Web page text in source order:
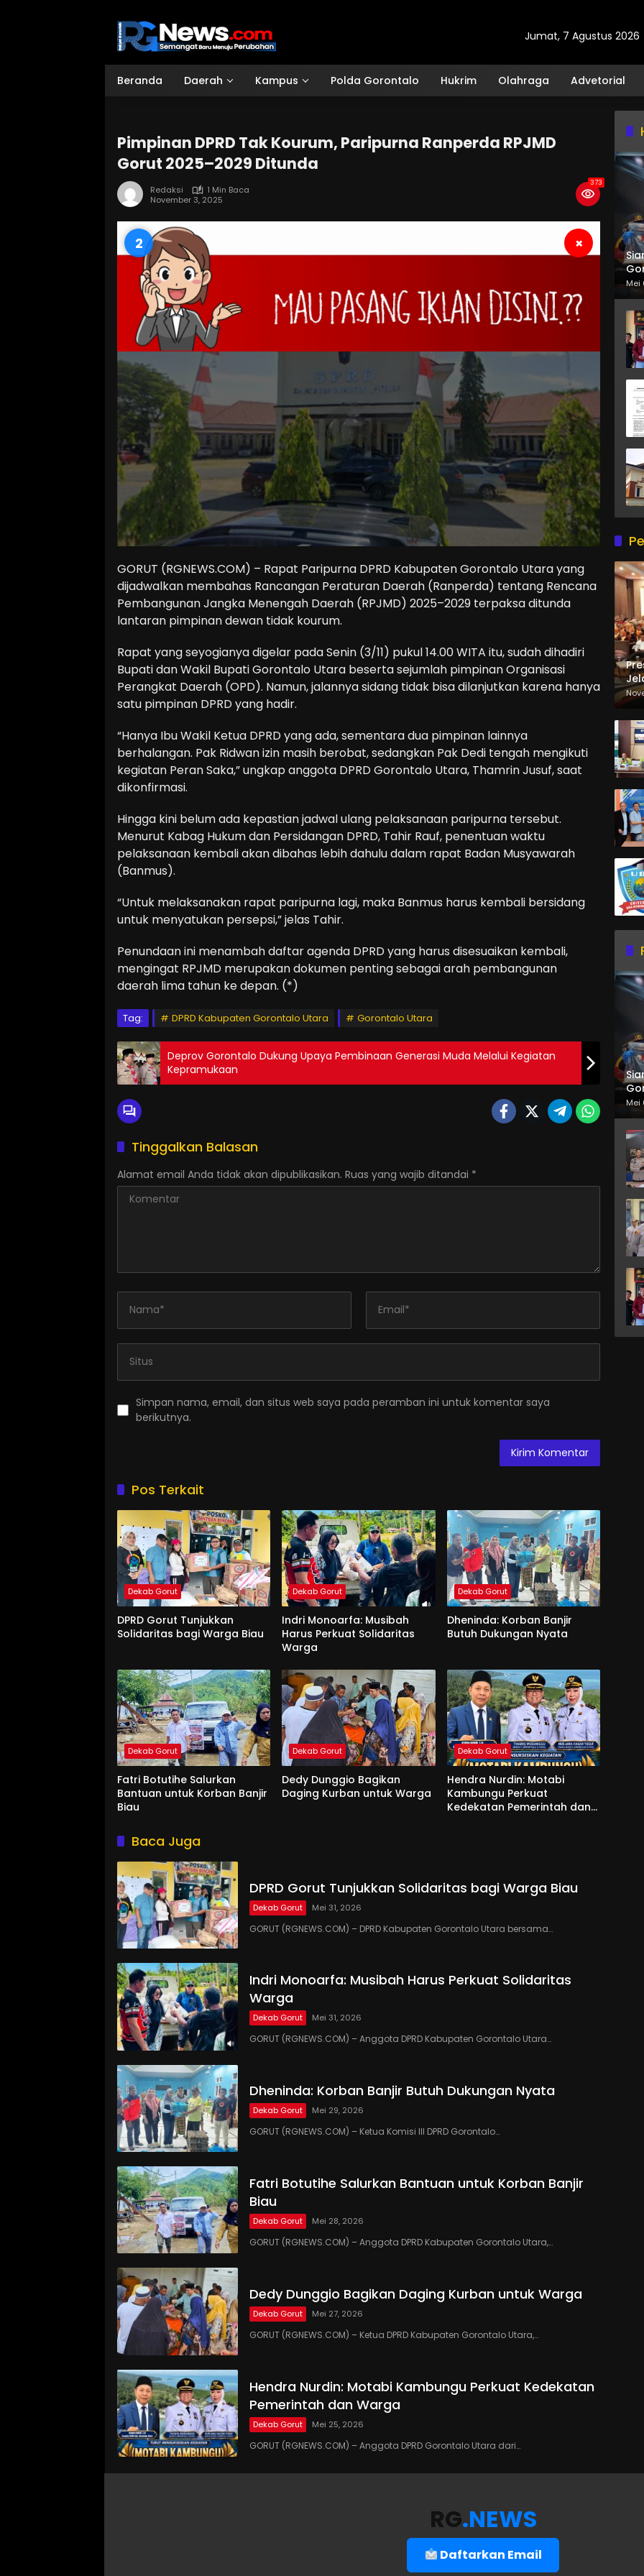
Jumat, 7 Agustus 2026
Beranda Daerah Kampus Polda Gorontalo Hukrim Olahraga Advetorial
Pimpinan DPRD Tak Kourum, Paripurna Ranperda RPJMD
Gorut 2025–2029 Ditunda
Redaksi
1 Min Baca
November 3, 2025
373
1 ×
GORUT (RGNEWS.COM) – Rapat Paripurna DPRD Kabupaten Gorontalo Utara yang
dijadwalkan membahas Rancangan Peraturan Daerah (Ranperda) tentang Rencana
Pembangunan Jangka Menengah Daerah (RPJMD) 2025–2029 terpaksa ditunda
lantaran pimpinan dewan tidak kourum.
Rapat yang seyogianya digelar pada Senin (3/11) pukul 14.00 WITA itu, sudah dihadiri
Bupati dan Wakil Bupati Gorontalo Utara beserta sejumlah pimpinan Organisasi
Perangkat Daerah (OPD). Namun, jalannya sidang tidak bisa dilanjutkan karena hanya
satu pimpinan DPRD yang hadir.
“Hanya Ibu Wakil Ketua DPRD yang ada, sementara dua pimpinan lainnya
berhalangan. Pak Ridwan izin masih berobat, sedangkan Pak Dedi tengah mengikuti
kegiatan Peran Saka,” ungkap anggota DPRD Gorontalo Utara, Thamrin Jusuf, saat
dikonfirmasi.
Hingga kini belum ada kepastian jadwal ulang pelaksanaan paripurna tersebut.
Menurut Kabag Hukum dan Persidangan DPRD, Tahir Rauf, penentuan waktu
pelaksanaan kembali akan dibahas lebih dahulu dalam rapat Badan Musyawarah
(Banmus).
“Untuk melaksanakan rapat paripurna lagi, maka Banmus harus kembali bersidang
untuk menyatukan persepsi,” jelas Tahir.
Penundaan ini menambah daftar agenda DPRD yang harus disesuaikan kembali,
mengingat RPJMD merupakan dokumen penting sebagai arah pembangunan
daerah lima tahun ke depan. (*)
Tag: DPRD Kabupaten Gorontalo Utara Gorontalo Utara
Deprov Gorontalo Dukung Upaya Pembinaan Generasi Muda Melalui Kegiatan
Kepramukaan
Tinggalkan Balasan
Alamat email Anda tidak akan dipublikasikan. Ruas yang wajib ditandai *
Simpan nama, email, dan situs web saya pada peramban ini untuk komentar saya
berikutnya.
Pos Terkait
Dekab Gorut
DPRD Gorut Tunjukkan
Solidaritas bagi Warga Biau
Dekab Gorut
Indri Monoarfa: Musibah
Harus Perkuat Solidaritas
Warga
Dekab Gorut
Dheninda: Korban Banjir
Butuh Dukungan Nyata
Dekab Gorut
Fatri Botutihe Salurkan
Bantuan untuk Korban Banjir
Biau
Dekab Gorut
Dedy Dunggio Bagikan
Daging Kurban untuk Warga
Dekab Gorut
Hendra Nurdin: Motabi
Kambungu Perkuat
Kedekatan Pemerintah dan
Baca Juga
DPRD Gorut Tunjukkan Solidaritas bagi Warga Biau
Dekab Gorut Mei 31, 2026
GORUT (RGNEWS.COM) – DPRD Kabupaten Gorontalo Utara bersama…
Indri Monoarfa: Musibah Harus Perkuat Solidaritas
Warga
Dekab Gorut Mei 31, 2026
GORUT (RGNEWS.COM) – Anggota DPRD Kabupaten Gorontalo Utara…
Dheninda: Korban Banjir Butuh Dukungan Nyata
Dekab Gorut Mei 29, 2026
GORUT (RGNEWS.COM) – Ketua Komisi III DPRD Gorontalo…
Fatri Botutihe Salurkan Bantuan untuk Korban Banjir
Biau
Dekab Gorut Mei 28, 2026
GORUT (RGNEWS.COM) – Anggota DPRD Kabupaten Gorontalo Utara,…
Dedy Dunggio Bagikan Daging Kurban untuk Warga
Dekab Gorut Mei 27, 2026
GORUT (RGNEWS.COM) – Ketua DPRD Kabupaten Gorontalo Utara,…
Hendra Nurdin: Motabi Kambungu Perkuat Kedekatan
Pemerintah dan Warga
Dekab Gorut Mei 25, 2026
GORUT (RGNEWS.COM) – Anggota DPRD Gorontalo Utara dari…
Mei
Mei
RG.NEWS
Daftarkan Email